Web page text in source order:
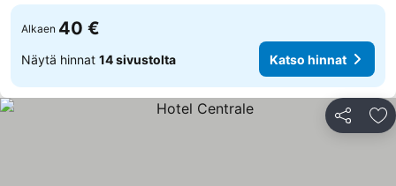
Alkaen 40 €
Näytä hinnat 14 sivustolta Katso hinnat
Jaa